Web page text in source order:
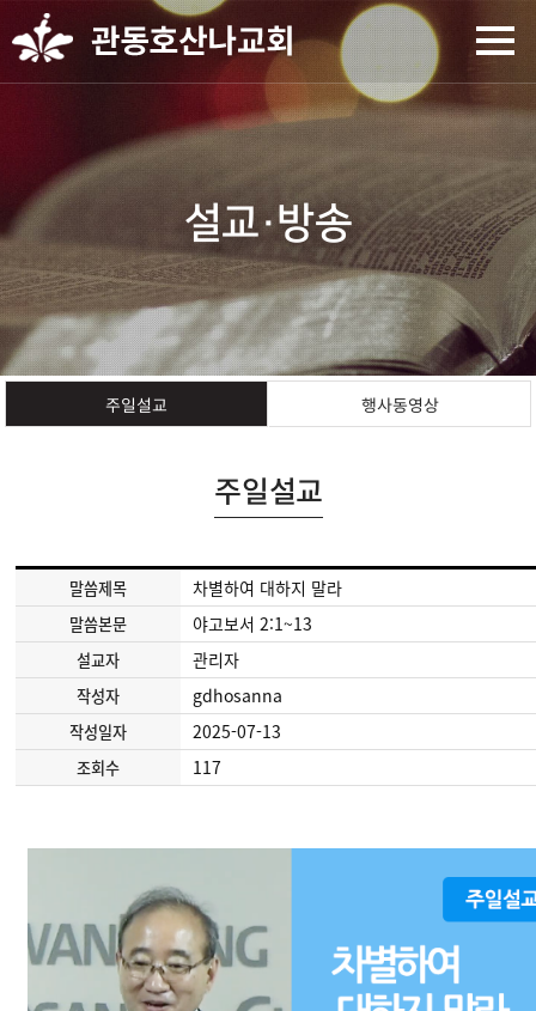
설교·방송
주일설교 행사동영상
주일설교
말씀제목 차별하여 대하지 말라
말씀본문 야고보서 2:1~13
설교자 관리자
작성자 gdhosanna
작성일자 2025-07-13
조회수 117